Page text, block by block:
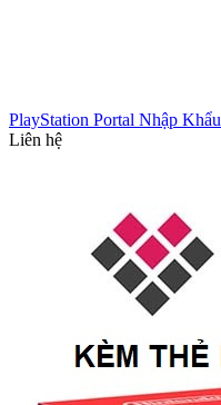
PlayStation Portal Nhập Khẩu
Liên hệ